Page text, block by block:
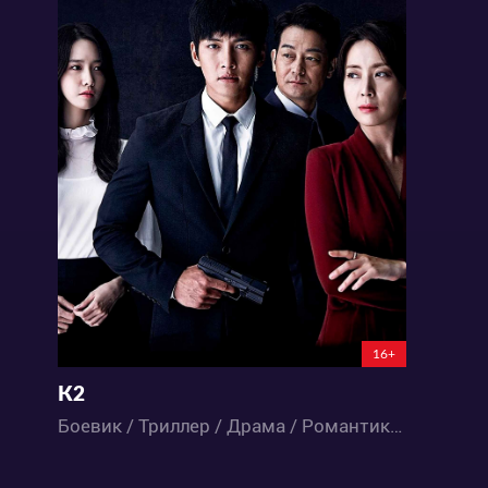
16+
К2
Боевик / Триллер / Драма / Романтика / Дорамы